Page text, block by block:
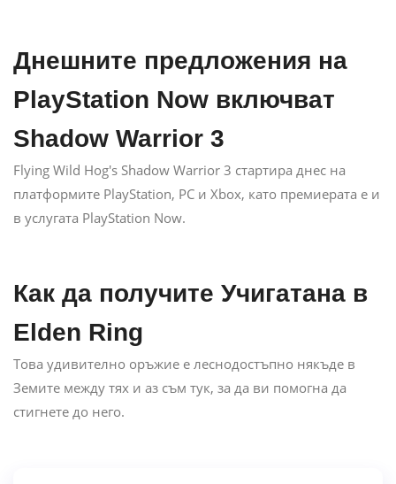
Днешните предложения на
PlayStation Now включват
Shadow Warrior 3
Flying Wild Hog's Shadow Warrior 3 стартира днес на
платформите PlayStation, PC и Xbox, като премиерата е и
в услугата PlayStation Now.
Как да получите Учигатана в
Elden Ring
Това удивително оръжие е леснодостъпно някъде в
Земите между тях и аз съм тук, за да ви помогна да
стигнете до него.